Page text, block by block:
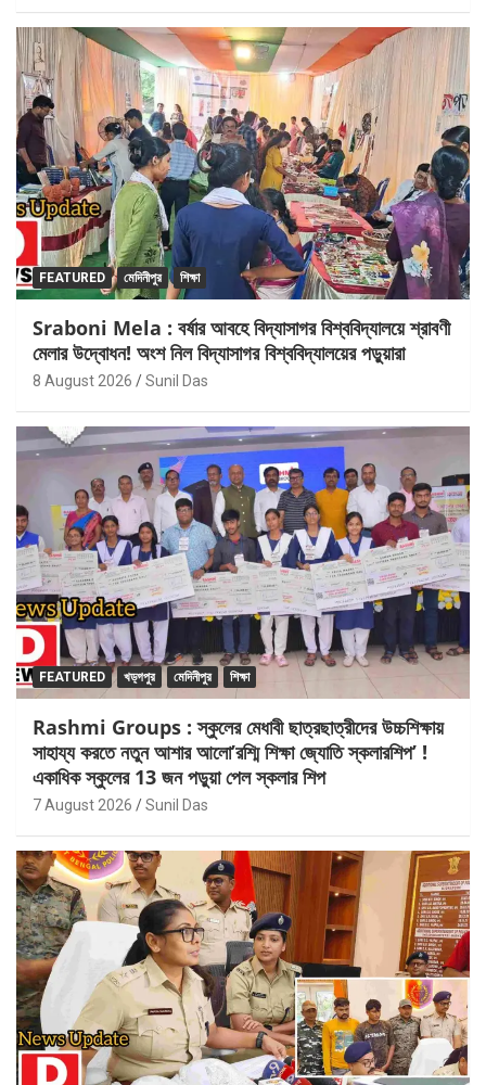
FEATURED মেদিনীপুর শিক্ষা
Sraboni Mela : বর্ষার আবহে বিদ্যাসাগর বিশ্ববিদ্যালয়ে শ্রাবণী
মেলার উদ্বোধন! অংশ নিল বিদ্যাসাগর বিশ্ববিদ্যালয়ের পড়ুয়ারা
8 August 2026 Sunil Das
FEATURED খড়্গপুর মেদিনীপুর শিক্ষা
Rashmi Groups : স্কুলের মেধাবী ছাত্রছাত্রীদের উচ্চশিক্ষায়
সাহায্য করতে নতুন আশার আলো’রশ্মি শিক্ষা জ্যোতি স্কলারশিপ’ !
একাধিক স্কুলের 13 জন পড়ুয়া পেল স্কলার শিপ
7 August 2026 Sunil Das